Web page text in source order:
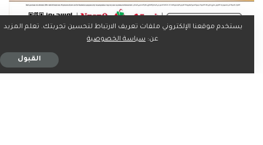
يستخدم موقعنا الإلكتروني ملفات تعريف الارتباط لتحسين تجربتك. تعلم المزيد
عن: سياسة الخصوصية
القبول